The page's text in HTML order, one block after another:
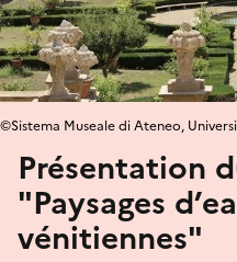
Présentation
"Paysages
vénitiennes"
©Sistema Museale di Ateneo,